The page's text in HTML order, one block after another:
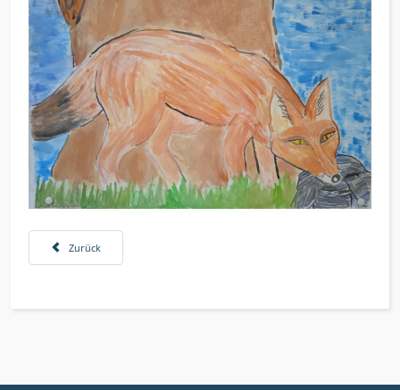
Vorheriger Beitrag: Vögel und Unterwasserwelten
Zurück